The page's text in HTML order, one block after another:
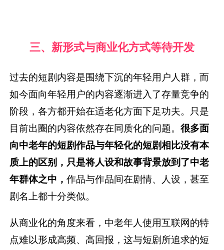
三、新形式与商业化方式等待开发
过去的短剧内容是围绕下沉的年轻用户人群，而
如今面向年轻用户的内容逐渐进入了存量竞争的
阶段，各方都开始在适老化方面下足功夫。只是
目前出圈的内容依然存在同质化的问题。很多面
向中老年的短剧作品与年轻化的短剧相比没有本
质上的区别，只是将人设和故事背景放到了中老
年群体之中，作品与作品间在剧情、人设，甚至
剧名上都十分类似。
从商业化的角度来看，中老年人使用互联网的特
点难以形成高频、高回报，这与短剧所追求的短